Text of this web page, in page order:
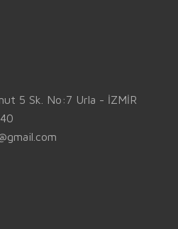
5 Sk. No:7 Urla - İZMİR